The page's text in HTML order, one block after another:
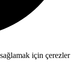
için çerezler